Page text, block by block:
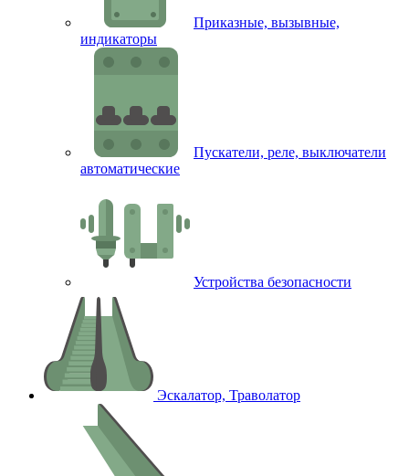
Приказные, вызывные,
индикаторы
Пускатели, реле, выключатели
автоматические
Устройства безопасности
Эскалатор, Траволатор